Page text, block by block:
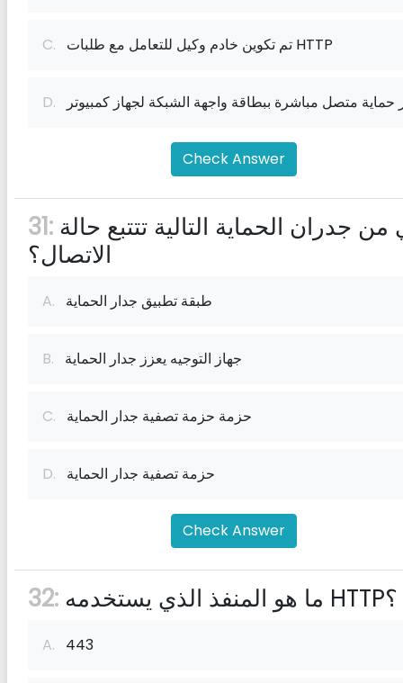
C. تم تكوين خادم وكيل للتعامل مع طلبات HTTP
D. حماية متصل مباشرة ببطاقة واجهة الشبكة لجهاز كمبيوتر
Check Answer
31:
الاتصال؟
A. طبقة تطبيق جدار الحماية
B. جهاز التوجيه يعزز جدار الحماية
C. حزمة حزمة تصفية جدار الحماية
D. حزمة تصفية جدار الحماية
Check Answer
32: ما هو المنفذ الذي يستخدمه HTTP؟
A. 443